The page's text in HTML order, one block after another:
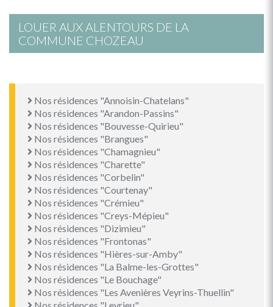
LOUER AUX ALENTOURS DE LA
COMMUNE CHOZEAU
Nos résidences "Annoisin-Chatelans"
Nos résidences "Arandon-Passins"
Nos résidences "Bouvesse-Quirieu"
Nos résidences "Brangues"
Nos résidences "Chamagnieu"
Nos résidences "Charette"
Nos résidences "Corbelin"
Nos résidences "Courtenay"
Nos résidences "Crémieu"
Nos résidences "Creys-Mépieu"
Nos résidences "Dizimieu"
Nos résidences "Frontonas"
Nos résidences "Hières-sur-Amby"
Nos résidences "La Balme-les-Grottes"
Nos résidences "Le Bouchage"
Nos résidences "Les Avenières Veyrins-Thuellin"